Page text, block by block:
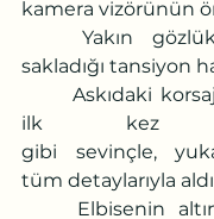
kamera vizörünün
	Yakın gözlüklerini, sır gibi
sakladığı tansiyon
ilk kez
gibi sevinçle,
tüm detaylarıyla